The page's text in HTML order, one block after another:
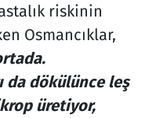
riskinin
Osmancıklar,
da dökülünce leş
üretiyor,